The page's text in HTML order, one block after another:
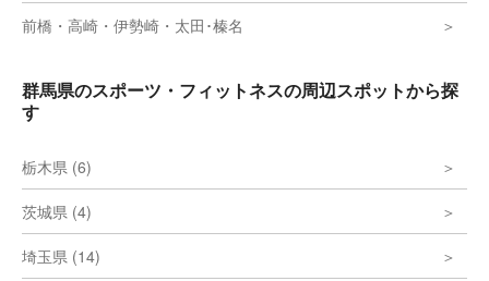
前橋・高崎・伊勢崎・太田･榛名
群馬県のスポーツ・フィットネスの周辺スポットから探
す
栃木県 (6)
茨城県 (4)
埼玉県 (14)